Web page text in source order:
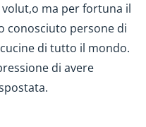
ma per fortuna il
conosciuto persone di
di tutto il mondo.
di avere